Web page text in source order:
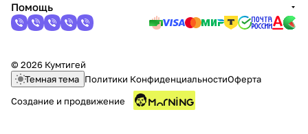
Помощь
© 2026 Кумтигей
Темная тема Политики КонфиденциальностиОферта
Создание и продвижение